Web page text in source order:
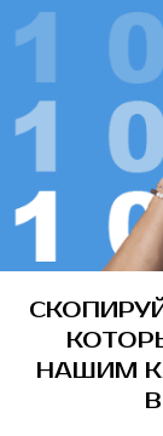
НАШИМ